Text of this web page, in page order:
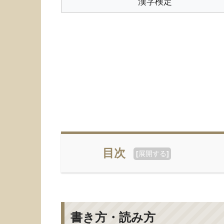
目次 [展開する]
書き方・読み方